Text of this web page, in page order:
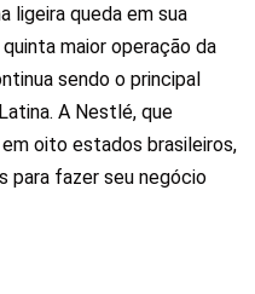
ligeira queda em sua
maior operação da
sendo o principal
A Nestlé, que
oito estados brasileiros,
para fazer seu negócio